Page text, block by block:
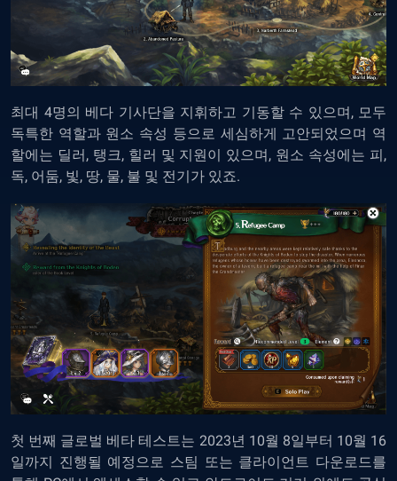
최대 4명의 베다 기사단을 지휘하고 기동할 수 있으며, 모두
독특한 역할과 원소 속성 등으로 세심하게 고안되었으며 역
할에는 딜러, 탱크, 힐러 및 지원이 있으며, 원소 속성에는 피,
독, 어둠, 빛, 땅, 물, 불 및 전기가 있죠.
첫 번째 글로벌 베타 테스트는 2023년 10월 8일부터 10월 16
일까지 진행될 예정으로 스팀 또는 클라이언트 다운로드를